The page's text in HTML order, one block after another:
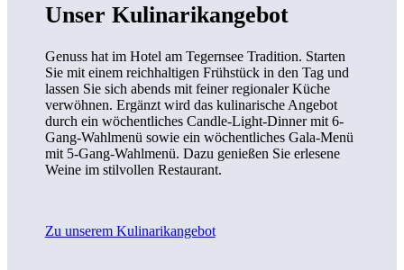
Unser Kulinarikangebot
Genuss hat im Hotel am Tegernsee Tradition. Starten
Sie mit einem reichhaltigen Frühstück in den Tag und
lassen Sie sich abends mit feiner regionaler Küche
verwöhnen. Ergänzt wird das kulinarische Angebot
durch ein wöchentliches Candle-Light-Dinner mit 6-
Gang-Wahlmenü sowie ein wöchentliches Gala-Menü
mit 5-Gang-Wahlmenü. Dazu genießen Sie erlesene
Weine im stilvollen Restaurant.
Zu unserem Kulinarikangebot